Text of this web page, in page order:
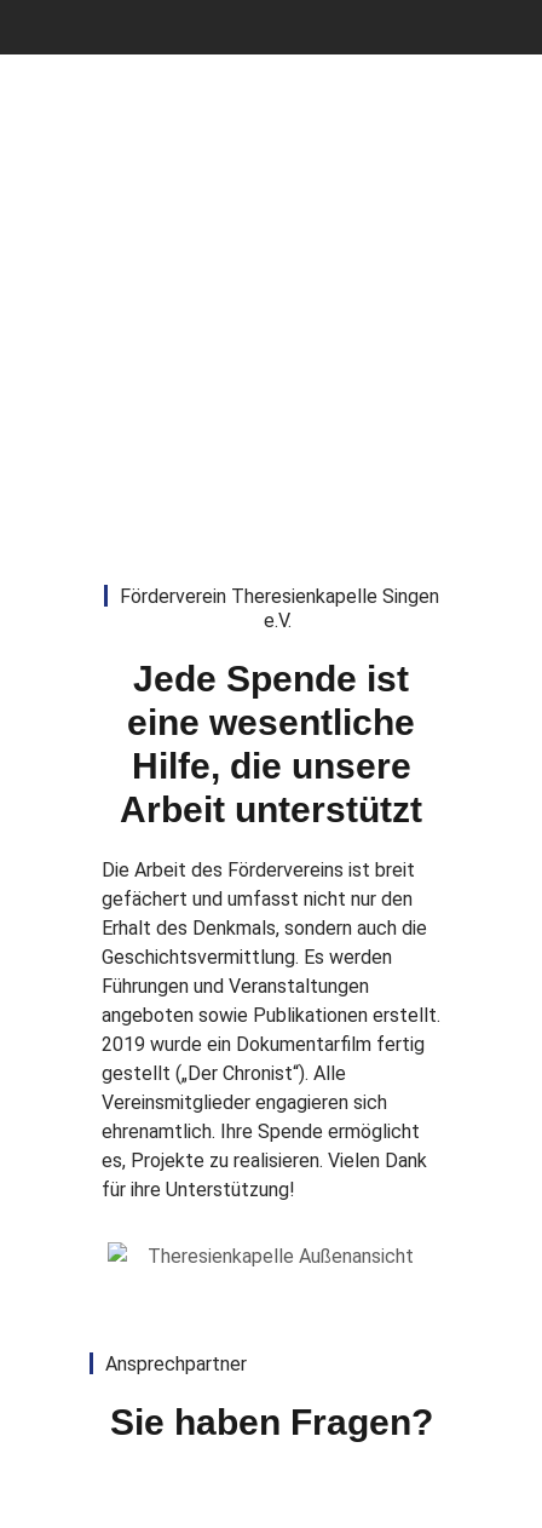
Förderverein Theresienkapelle Singen
e.V.
Jede Spende ist
eine wesentliche
Hilfe, die unsere
Arbeit unterstützt
Die Arbeit des Fördervereins ist breit
gefächert und umfasst nicht nur den
Erhalt des Denkmals, sondern auch die
Geschichtsvermittlung. Es werden
Führungen und Veranstaltungen
angeboten sowie Publikationen erstellt.
2019 wurde ein Dokumentarfilm fertig
gestellt („Der Chronist“). Alle
Vereinsmitglieder engagieren sich
ehrenamtlich. Ihre Spende ermöglicht
es, Projekte zu realisieren. Vielen Dank
für ihre Unterstützung!
Ansprechpartner
Sie haben Fragen?